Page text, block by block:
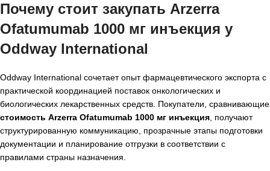
Почему стоит закупать Arzerra
Ofatumumab 1000 мг инъекция у
Oddway International
Oddway International сочетает опыт фармацевтического экспорта с
практической координацией поставок онкологических и
биологических лекарственных средств. Покупатели, сравнивающие
стоимость Arzerra Ofatumumab 1000 мг инъекция, получают
структурированную коммуникацию, прозрачные этапы подготовки
документации и планирование отгрузки в соответствии с
правилами страны назначения.